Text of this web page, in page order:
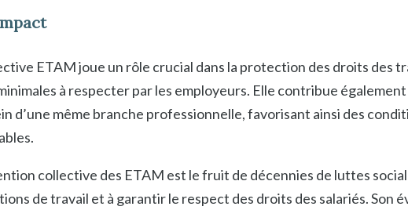
ETAM joue un rôle crucial dans la protection des droits des
à respecter par les employeurs. Elle contribue également
d’une même branche professionnelle, favorisant ainsi des
collective des ETAM est le fruit de décennies de luttes
de travail et à garantir le respect des droits des salariés. Son